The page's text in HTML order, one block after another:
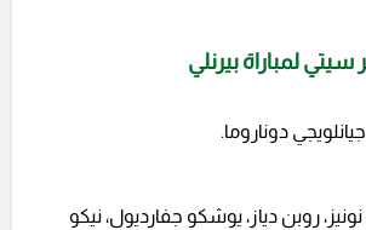
لمباراة بيرنلي
دوناروما.
روبن دياز، يوشكو جفارديول، نيكو